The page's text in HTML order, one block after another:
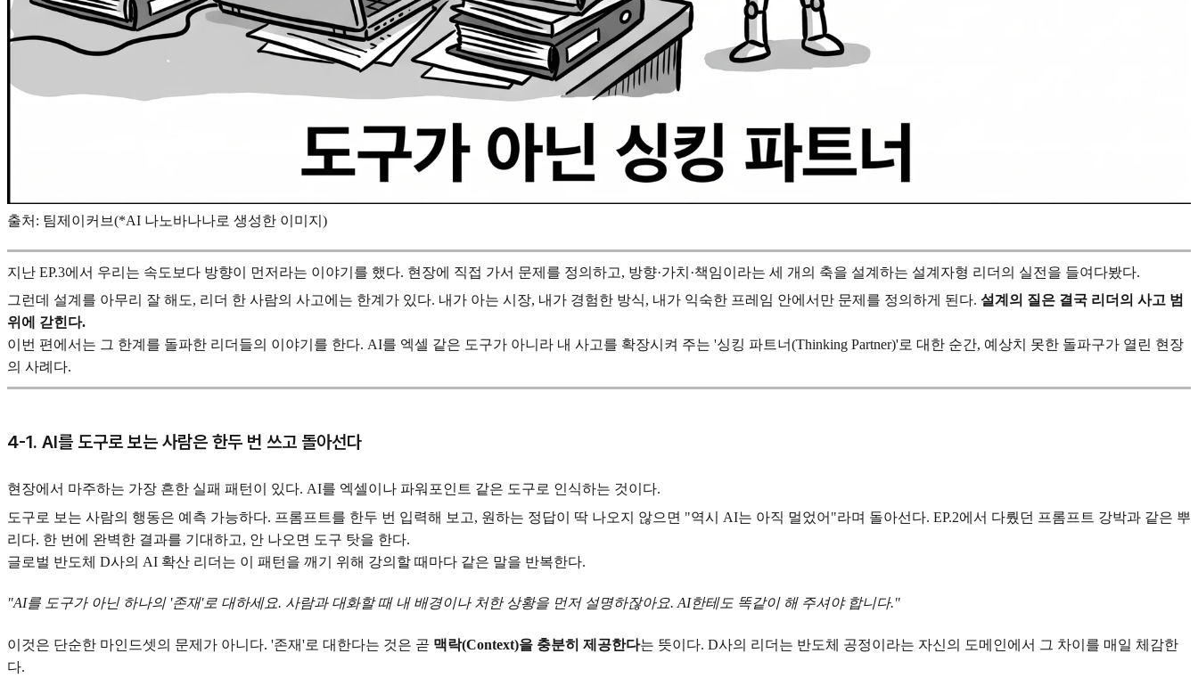
출처: 팀제이커브(*AI 나노바나나로 생성한 이미지)
지난 EP.3에서 우리는 속도보다 방향이 먼저라는 이야기를 했다. 현장에 직접 가서 문제를 정의하고, 방향·가치·책임이라는 세 개의 축을 설계하는 설계자형 리더의 실전을 들여다봤다.
그런데 설계를 아무리 잘 해도, 리더 한 사람의 사고에는 한계가 있다. 내가 아는 시장, 내가 경험한 방식, 내가 익숙한 프레임 안에서만 문제를 정의하게 된다. 설계의 질은 결국 리더의 사고 범
위에 갇힌다.
이번 편에서는 그 한계를 돌파한 리더들의 이야기를 한다. AI를 엑셀 같은 도구가 아니라 내 사고를 확장시켜 주는 '싱킹 파트너(Thinking Partner)'로 대한 순간, 예상치 못한 돌파구가 열린 현장
의 사례다.
4-1. AI를 도구로 보는 사람은 한두 번 쓰고 돌아선다
현장에서 마주하는 가장 흔한 실패 패턴이 있다. AI를 엑셀이나 파워포인트 같은 도구로 인식하는 것이다.
도구로 보는 사람의 행동은 예측 가능하다. 프롬프트를 한두 번 입력해 보고, 원하는 정답이 딱 나오지 않으면 "역시 AI는 아직 멀었어"라며 돌아선다. EP.2에서 다뤘던 프롬프트 강박과 같은 뿌
리다. 한 번에 완벽한 결과를 기대하고, 안 나오면 도구 탓을 한다.
글로벌 반도체 D사의 AI 확산 리더는 이 패턴을 깨기 위해 강의할 때마다 같은 말을 반복한다.
"AI를 도구가 아닌 하나의 '존재'로 대하세요. 사람과 대화할 때 내 배경이나 처한 상황을 먼저 설명하잖아요. AI한테도 똑같이 해 주셔야 합니다."
이것은 단순한 마인드셋의 문제가 아니다. '존재'로 대한다는 것은 곧 맥락(Context)을 충분히 제공한다는 뜻이다. D사의 리더는 반도체 공정이라는 자신의 도메인에서 그 차이를 매일 체감한
다.